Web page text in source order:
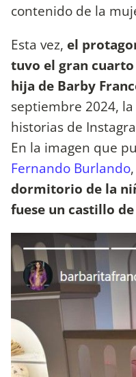
contenido de la
Esta vez, el
tuvo el gran
hija de Barby
septiembre 2024,
historias de
En la imagen que
Fernando Burlando,
dormitorio de la
fuese un castillo